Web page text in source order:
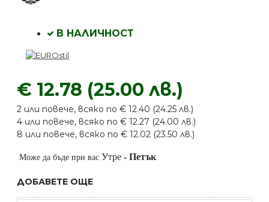
€ 12.78 (25.00 лв.)
2 или повече, всяко по € 12.40 (24.25 лв.)
4 или повече, всяко по € 12.27 (24.00 лв.)
8 или повече, всяко по € 12.02 (23.50 лв.)
В НАЛИЧНОСТ
Може да бъде при вас Утре - Петък
ДОБАВЕТЕ ОЩЕ